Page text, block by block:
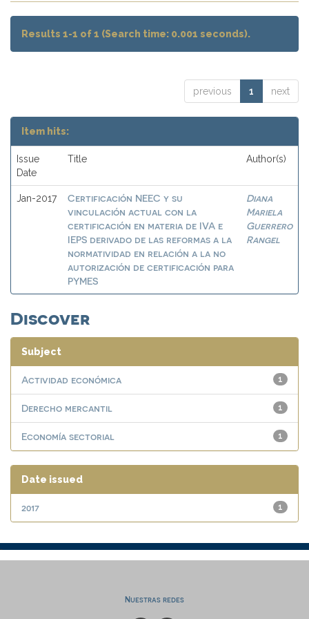
Results 1-1 of 1 (Search time: 0.001 seconds).
previous 1 next
Item hits:
Issue
Date
Title Author(s)
Jan-2017
Certificación NEEC y su
vinculación actual con la
certificación en materia de IVA e
IEPS derivado de las reformas a la
normatividad en relación a la no
autorización de certificación para
PYMES
Diana
Mariela
Guerrero
Rangel
Discover
Subject
1
Actividad económica
1
Derecho mercantil
1
Economía sectorial
Date issued
1
2017
Nuestras redes